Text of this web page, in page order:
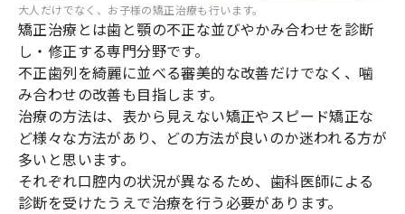
大人だけでなく、お子様の矯正治療も行います。
矯正治療とは歯と顎の不正な並びやかみ合わせを診断
し・修正する専門分野です。
不正歯列を綺麗に並べる審美的な改善だけでなく、噛
み合わせの改善も目指します。
治療の方法は、表から見えない矯正やスピード矯正な
ど様々な方法があり、どの方法が良いのか迷われる方が
多いと思います。
それぞれ口腔内の状況が異なるため、歯科医師による
診断を受けたうえで治療を行う必要があります。